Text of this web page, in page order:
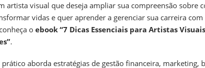
artista visual que deseja ampliar sua compreensão sobre
vidas e quer aprender a gerenciar sua carreira com
oebook “7 Dicas Essenciais para Artistas Visuais
.
prático aborda estratégias de gestão financeira, marketing,